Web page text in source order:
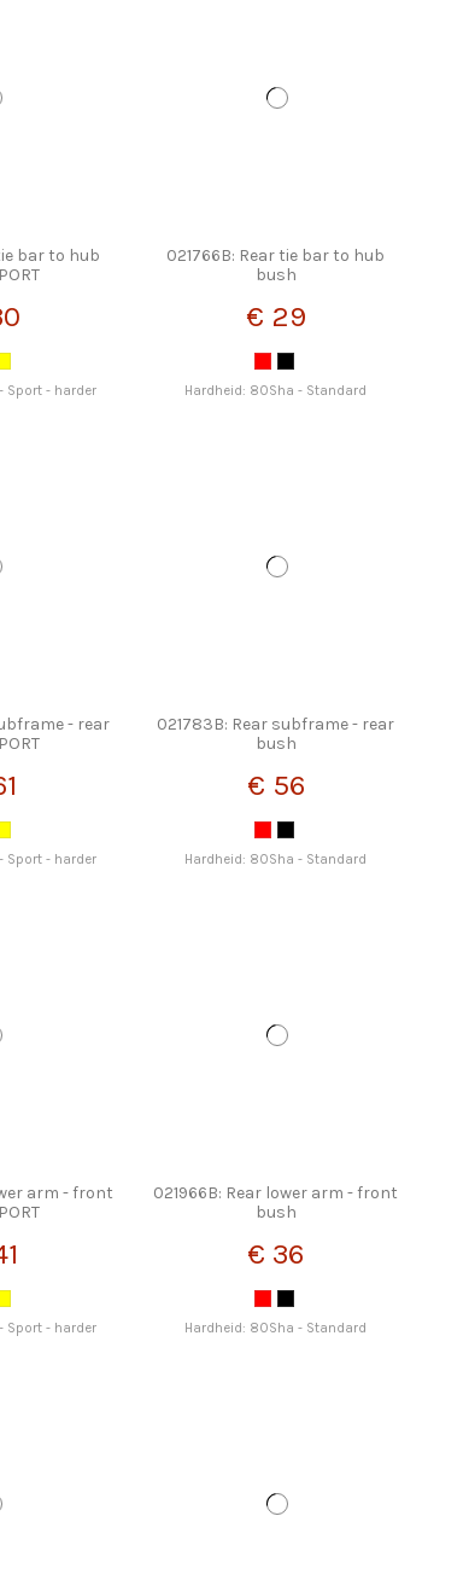
bar to hub
Sport - harder
021766B: Rear tie bar to hub
bush
€ 29
Hardheid: 80Sha - Standard
- rear
Sport - harder
021783B: Rear subframe - rear
bush
€ 56
Hardheid: 80Sha - Standard
arm - front
Sport - harder
021966B: Rear lower arm - front
bush
€ 36
Hardheid: 80Sha - Standard